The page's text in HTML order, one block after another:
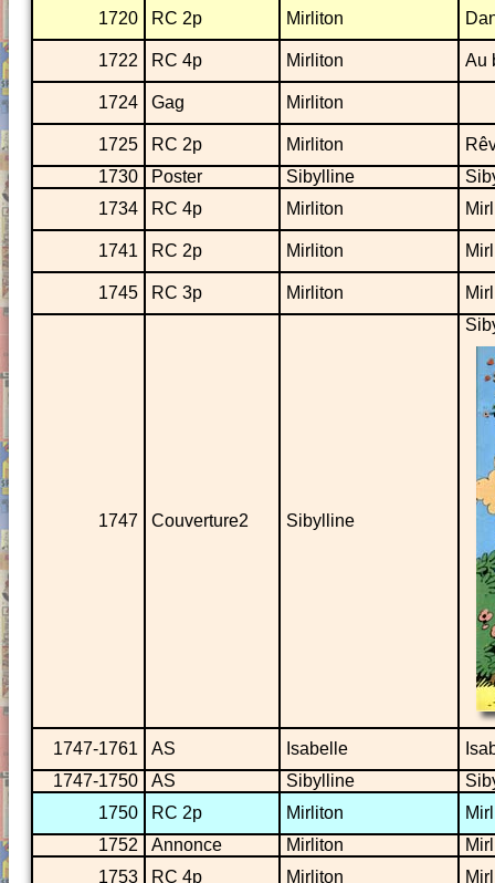
1720
RC 2p Mirliton
1722 RC 4p Mirliton Au
1724 Gag Mirliton
1725 RC 2p Mirliton
1730
Poster Sibylline
1734
RC 4p Mirliton
1741 RC 2p Mirliton
1745 RC 3p Mirliton
1747 Couverture2 Sibylline
1747-1761 AS Isabelle
1747-1750
AS Sibylline
1750
RC 2p Mirliton
1752
Annonce Mirliton
1753
RC 4p Mirliton